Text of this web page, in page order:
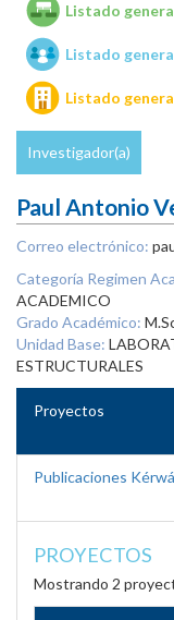
Unidades
Listado
Listado
Listado
Investigador(a)
Paul Antonio
Correo electrónico:
Categoría Regimen
ACADEMICO
Grado Académico:
Unidad Base:
ESTRUCTURALES
Proyectos
Publicaciones Kérwá
PROYECTOS
Mostrando 2